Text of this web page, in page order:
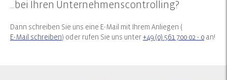
...bei Ihren Unternehmenscontrolling?
Dann schreiben Sie uns eine E-Mail mit Ihrem Anliegen (
E-Mail schreiben) oder rufen Sie uns unter+49 (0) 561 700 02 - 0 an!